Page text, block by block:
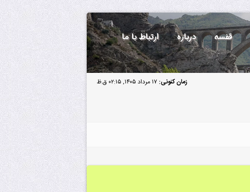
قفسه درباره ارتباط با ما
زمان کنونی: ۱۷ مرداد ۱۴۰۵, ۰۲:۱۵ ق.ظ